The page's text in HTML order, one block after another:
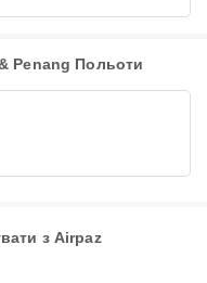
Penang Польоти
з Airpaz